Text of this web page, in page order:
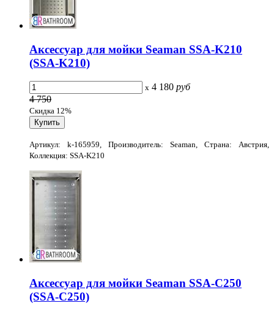
Аксессуар для мойки Seaman SSA-K210
(SSA-K210)
x 4 180 руб
4 750
Скидка 12%
Артикул: k-165959, Производитель: Seaman, Страна: Австрия,
Коллекция: SSA-K210
Аксессуар для мойки Seaman SSA-C250
(SSA-C250)